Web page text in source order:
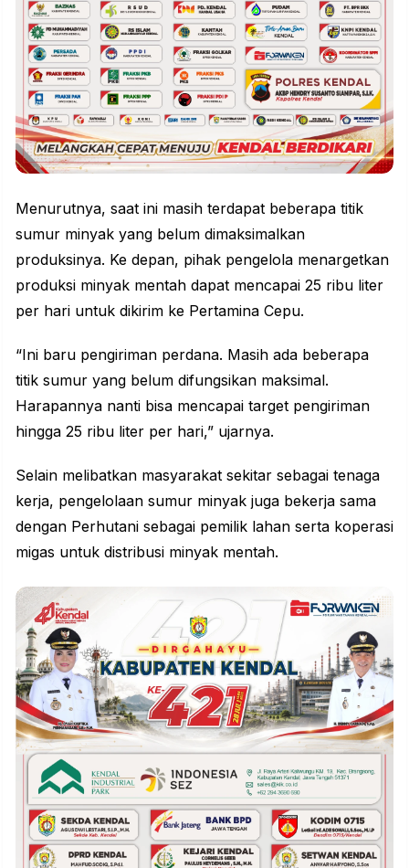
Menurutnya, saat ini masih terdapat beberapa titik
sumur minyak yang belum dimaksimalkan
produksinya. Ke depan, pihak pengelola menargetkan
produksi minyak mentah dapat mencapai 25 ribu liter
per hari untuk dikirim ke Pertamina Cepu.
“Ini baru pengiriman perdana. Masih ada beberapa
titik sumur yang belum difungsikan maksimal.
Harapannya nanti bisa mencapai target pengiriman
hingga 25 ribu liter per hari,” ujarnya.
Selain melibatkan masyarakat sekitar sebagai tenaga
kerja, pengelolaan sumur minyak juga bekerja sama
dengan Perhutani sebagai pemilik lahan serta koperasi
migas untuk distribusi minyak mentah.